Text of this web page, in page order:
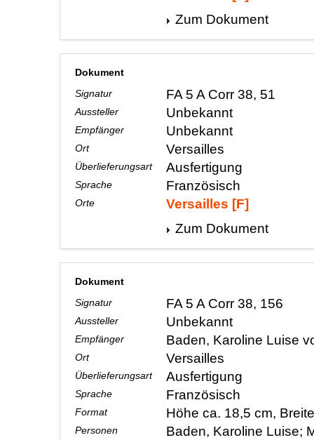
Zum Dokument
Dokument
Signatur
FA 5 A Corr 38, 51
Aussteller Unbekannt
Empfänger Unbekannt
Ort Versailles
Überlieferungsart Ausfertigung
Sprache Französisch
Orte
Versailles [F]
Zum Dokument
Dokument
Signatur
FA 5 A Corr 38, 156
Aussteller Unbekannt
Empfänger Baden, Karoline Luise
Ort Versailles
Überlieferungsart Ausfertigung
Sprache Französisch
Format Höhe ca. 18,5 cm,
Personen
Baden, Karoline Luise;